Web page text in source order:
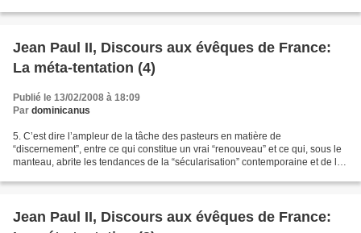
Jean Paul II, Discours aux évêques de France:
La méta-tentation (4)
Publié le 13/02/2008 à 18:09
Par dominicanus
5. C’est dire l’ampleur de la tâche des pasteurs en matière de
“discernement”, entre ce qui constitue un vrai “renouveau” et ce qui, sous le
manteau, abrite les tendances de la “sécularisation” contemporaine et de la
Jean Paul II, Discours aux évêques de France: